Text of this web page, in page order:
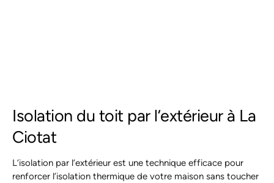
Isolation du toit par l’extérieur à La
Ciotat
L’isolation par l’extérieur est une technique efficace pour
renforcer l’isolation thermique de votre maison sans toucher